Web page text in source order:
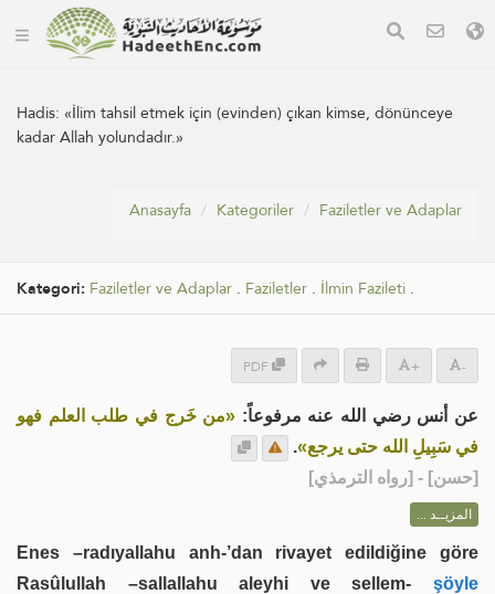
Hadis: «İlim tahsil etmek için (evinden) çıkan kimse, dönünceye
kadar Allah yolundadır.»
Anasayfa Kategoriler Faziletler ve Adaplar
Kategori: Faziletler ve Adaplar . Faziletler . İlmin Fazileti .
PDF + -
عن أنس رضي الله عنه مرفوعاً: «من خَرج في طلب العلم فهو
في سَبِيلِ الله حتى يرجع».
[حسن] - [رواه الترمذي]
المزيــد ...
Enes –radıyallahu anh-’dan rivayet edildiğine göre
Rasûlullah –sallallahu aleyhi ve sellem- şöyle